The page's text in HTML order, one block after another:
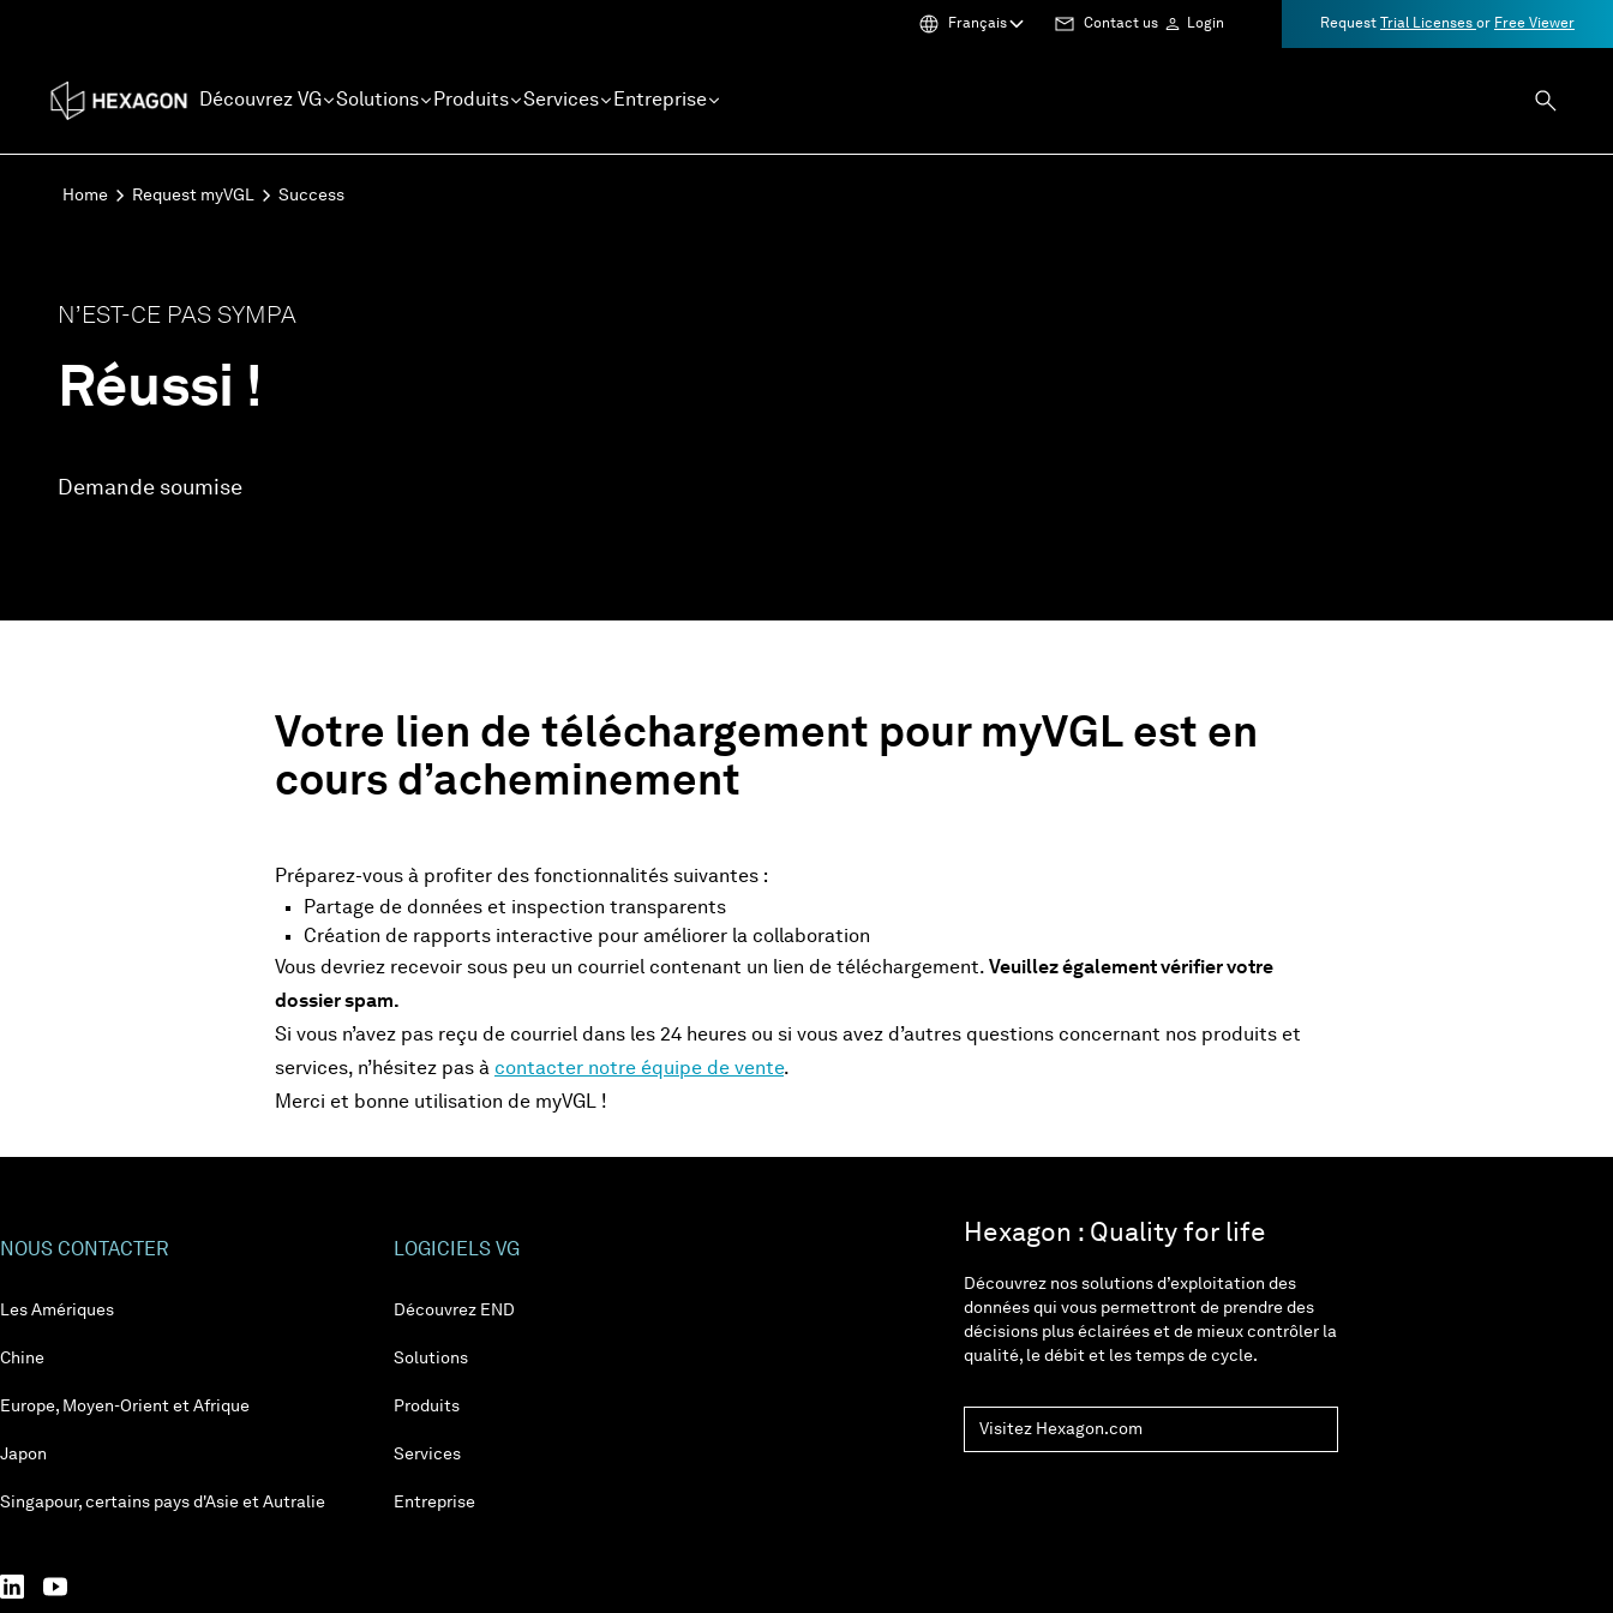
Français Contact us Login Request Trial Licenses or Free Viewer
Découvrez VG Solutions Produits Services Entreprise
Home Request myVGL Success
N’EST-CE PAS SYMPA
Réussi !
Demande soumise
Votre lien de téléchargement pour myVGL est en
cours d’acheminement
Préparez-vous à profiter des fonctionnalités suivantes :
Partage de données et inspection transparents
Création de rapports interactive pour améliorer la collaboration
Vous devriez recevoir sous peu un courriel contenant un lien de téléchargement. Veuillez également vérifier votre
dossier spam.
Si vous n’avez pas reçu de courriel dans les 24 heures ou si vous avez d’autres questions concernant nos produits et
services, n’hésitez pas à contacter notre équipe de vente.
Merci et bonne utilisation de myVGL !
NOUS CONTACTER
Les Amériques
Chine
Europe, Moyen-Orient et Afrique
Japon
Singapour, certains pays d'Asie et Autralie
LOGICIELS VG
Découvrez END
Solutions
Produits
Services
Entreprise
Hexagon : Quality for life
Découvrez nos solutions d’exploitation des
données qui vous permettront de prendre des
décisions plus éclairées et de mieux contrôler la
qualité, le débit et les temps de cycle.
Visitez Hexagon.com